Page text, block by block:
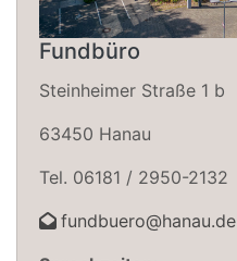
Fundbüro
Steinheimer Straße 1 b
63450 Hanau
Tel. 06181 / 2950-2132
fundbuero@hanau.de